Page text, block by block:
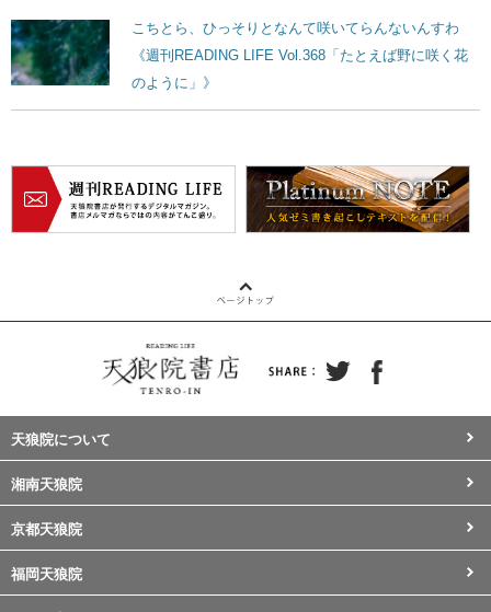
こちとら、ひっそりとなんて咲いてらんないんすわ
《週刊READING LIFE Vol.368「たとえば野に咲く花
のように」》
天狼院について
湘南天狼院
京都天狼院
福岡天狼院